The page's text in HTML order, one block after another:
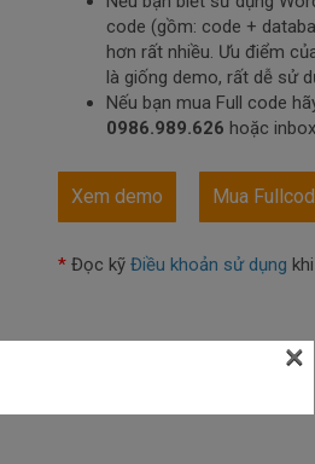
code (gồm: code +
hơn rất nhiều. Ưu điểm
là giống demo, rất dễ sử
Nếu bạn mua Full code
0986.989.626 hoặc inbox
Xem demo Mua
*Đọc kỹ Điều khoản sử dụng
×